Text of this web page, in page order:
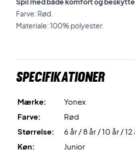
Farve: Rød.
Materiale: 100% polyester.
Specifikationer
Mærke:
Yonex
Farve:
Rød
Størrelse:
6 år / 8 år / 10 år / 12
Køn:
Junior